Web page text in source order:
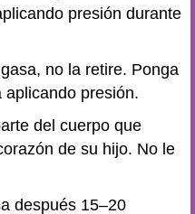
presión durante
no la retire. Ponga
presión.
del cuerpo que
de su hijo. No le
después 15–20